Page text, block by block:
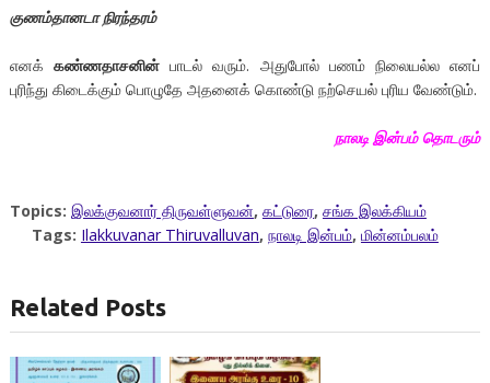
குணம்தானடா நிரந்தரம்
எனக்கண்ணதாசனின் பாடல் வரும். அதுபோல் பணம் நிலையல்ல எனப்
புரிந்து கிடைக்கும் பொழுதே அதனைக் கொண்டு நற்செயல் புரிய வேண்டும்.
நாலடி இன்பம் தொடரும்
Topics: இலக்குவனார் திருவள்ளுவன், கட்டுரை, சங்க இலக்கியம்
Tags: Ilakkuvanar Thiruvalluvan, நாலடி இன்பம், மின்னம்பலம்
Related Posts